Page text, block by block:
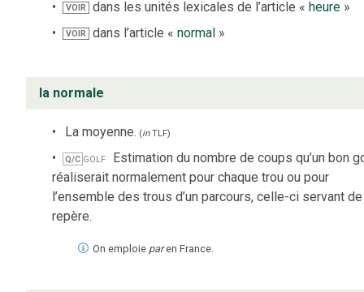
VOIR dans les unités lexicales de l’article «heure »
VOIR dans l’article «normal »
la normale
La moyenne. (inTLF)
Q/C golf Estimation du nombre de coups qu’un bon
réaliserait normalement pour chaque trou ou pour
l’ensemble des trous d’un parcours, celle-ci servant de
repère.
On emploie par en France.